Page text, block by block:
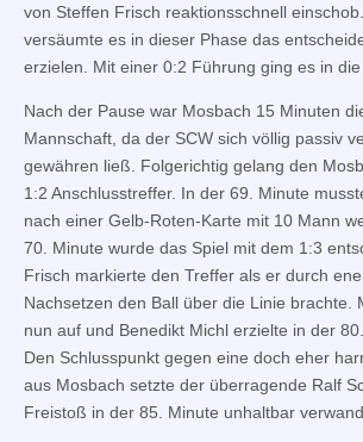
von Steffen Frisch reaktionsschnell
versäumte es in dieser Phase das
erzielen. Mit einer 0:2 Führung ging es in die
Nach der Pause war Mosbach 15 Minuten
Mannschaft, da der SCW sich völlig passiv
gewähren ließ. Folgerichtig gelang den
1:2 Anschlusstreffer. In der 69. Minute
nach einer Gelb-Roten-Karte mit 10 Mann
70. Minute wurde das Spiel mit dem 1:3
Frisch markierte den Treffer als er durch
Nachsetzen den Ball über die Linie brachte.
nun auf und Benedikt Michl erzielte in der
Den Schlusspunkt gegen eine doch eher
aus Mosbach setzte der überragende Ralf
Freistoß in der 85. Minute unhaltbar